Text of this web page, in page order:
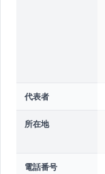
代表者
所在地
電話番号